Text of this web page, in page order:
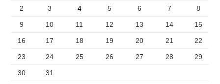
2 3 4 5 6 7 8
9 10 11 12 13 14 15
16 17 18 19 20 21 22
23 24 25 26 27 28 29
30 31